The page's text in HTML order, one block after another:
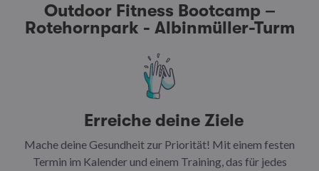
Outdoor Fitness Bootcamp –
Rotehornpark - Albinmüller-Turm
Erreiche deine Ziele
Mache deine Gesundheit zur Priorität! Mit einem festen
Termin im Kalender und einem Training, das für jedes